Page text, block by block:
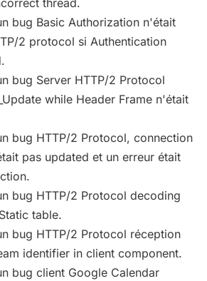
thread.
bug Basic Authorization n'était
2 protocol si Authentication
bug Server HTTP/2 Protocol
while Header Frame n'était
bug HTTP/2 Protocol, connection
pas updated et un erreur était
bug HTTP/2 Protocol decoding
table.
bug HTTP/2 Protocol réception
identifier in client component.
bug client Google Calendar